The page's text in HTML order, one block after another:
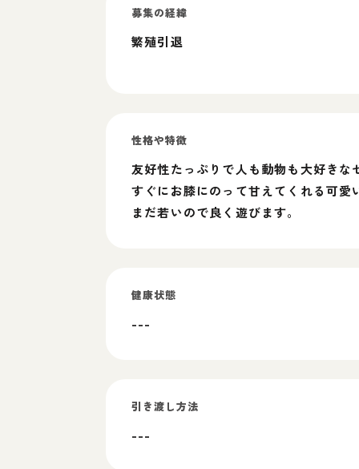
募集の経緯
繁殖引退
性格や特徴
友好性たっぷりで人も動物も大好きな
すぐにお膝にのって甘えてくれる可愛
まだ若いので良く遊びます。
健康状態
---
引き渡し方法
---